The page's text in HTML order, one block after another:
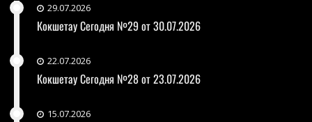
29.07.2026
Кокшетау Сегодня №29 от 30.07.2026
22.07.2026
Кокшетау Сегодня №28 от 23.07.2026
15.07.2026